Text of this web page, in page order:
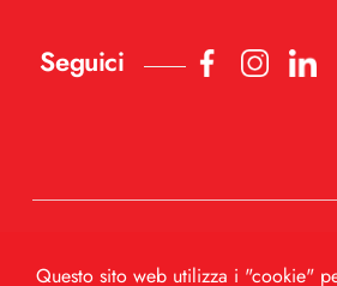
Seguici
All rights reserved.
Questo sito web utilizza i "cookie"